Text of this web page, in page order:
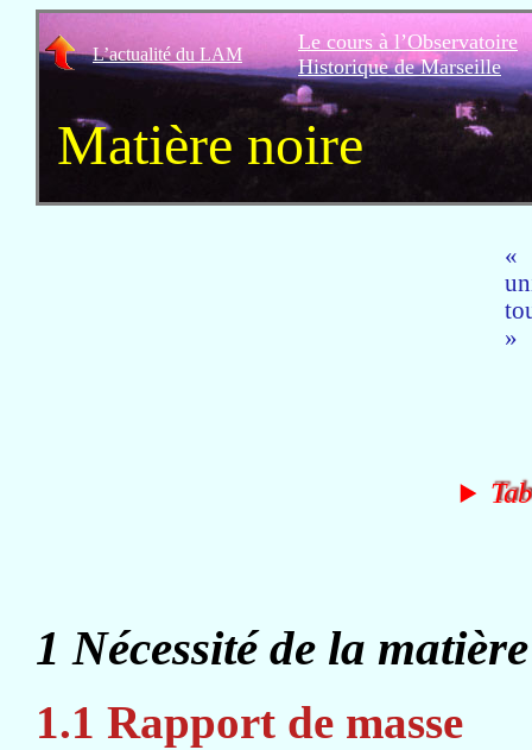
L’actualité du LAM
Le cours à l’Observatoire
Historique de Marseille
Matière noire
1 Nécessité de la
1.1 Rapport de masse